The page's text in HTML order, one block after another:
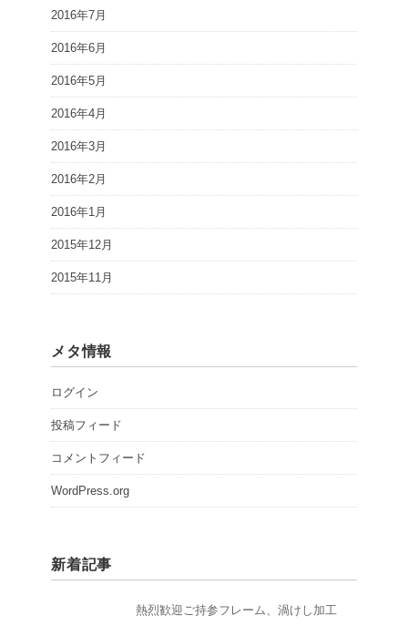
2016年7月
2016年6月
2016年5月
2016年4月
2016年3月
2016年2月
2016年1月
2015年12月
2015年11月
メタ情報
ログイン
投稿フィード
コメントフィード
WordPress.org
新着記事
熱烈歓迎ご持参フレーム、渦けし加工